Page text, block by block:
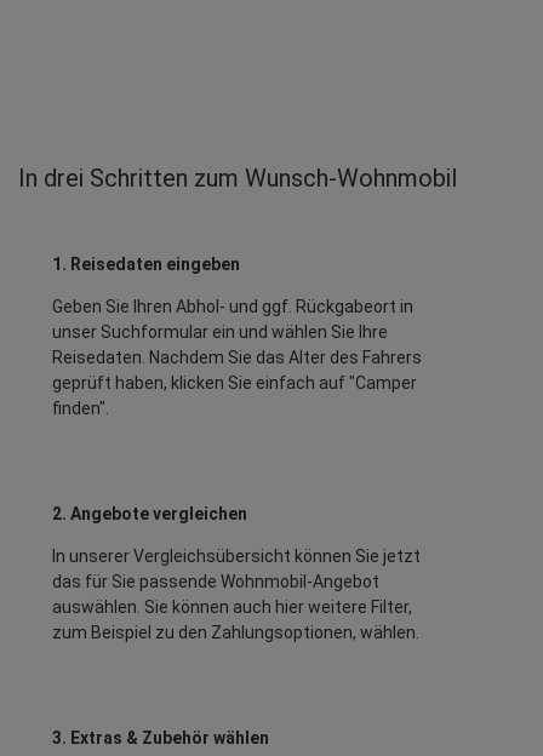
In drei Schritten zum Wunsch-Wohnmobil
1. Reisedaten eingeben
Geben Sie Ihren Abhol- und ggf. Rückgabeort in
unser Suchformular ein und wählen Sie Ihre
Reisedaten. Nachdem Sie das Alter des Fahrers
geprüft haben, klicken Sie einfach auf "Camper
finden".
2. Angebote vergleichen
In unserer Vergleichsübersicht können Sie jetzt
das für Sie passende Wohnmobil-Angebot
auswählen. Sie können auch hier weitere Filter,
zum Beispiel zu den Zahlungsoptionen, wählen.
3. Extras & Zubehör wählen